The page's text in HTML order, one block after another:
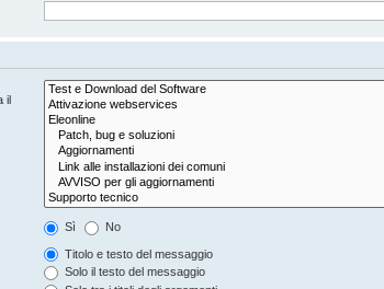
il
Sì No
Titolo e testo del messaggio
Solo il testo del messaggio